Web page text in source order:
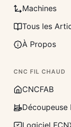
Machines
Tous les
À Propos
CNC FIL CHAUD
CNCFAB
Découpeuse
Logiciel